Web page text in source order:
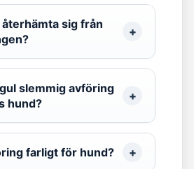
återhämta sig från
slemmig avföring
hund?
farligt för hund?